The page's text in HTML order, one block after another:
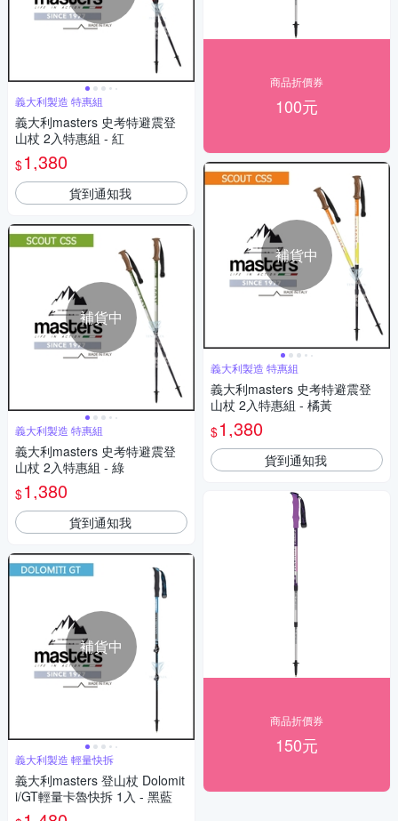
義大利製造 特惠組
義大利masters 史考特避震登
山杖 2入特惠組 - 紅
$1,380
貨到通知我
補貨中
義大利製造 特惠組
義大利masters 史考特避震登
山杖 2入特惠組 - 綠
$1,380
貨到通知我
補貨中
義大利製造 輕量快拆
義大利masters 登山杖 Dolomit
i/GT輕量卡魯快拆 1入 - 黑藍
商品折價券
100元
補貨中
義大利製造 特惠組
義大利masters 史考特避震登
山杖 2入特惠組 - 橘黃
$1,380
貨到通知我
商品折價券
150元